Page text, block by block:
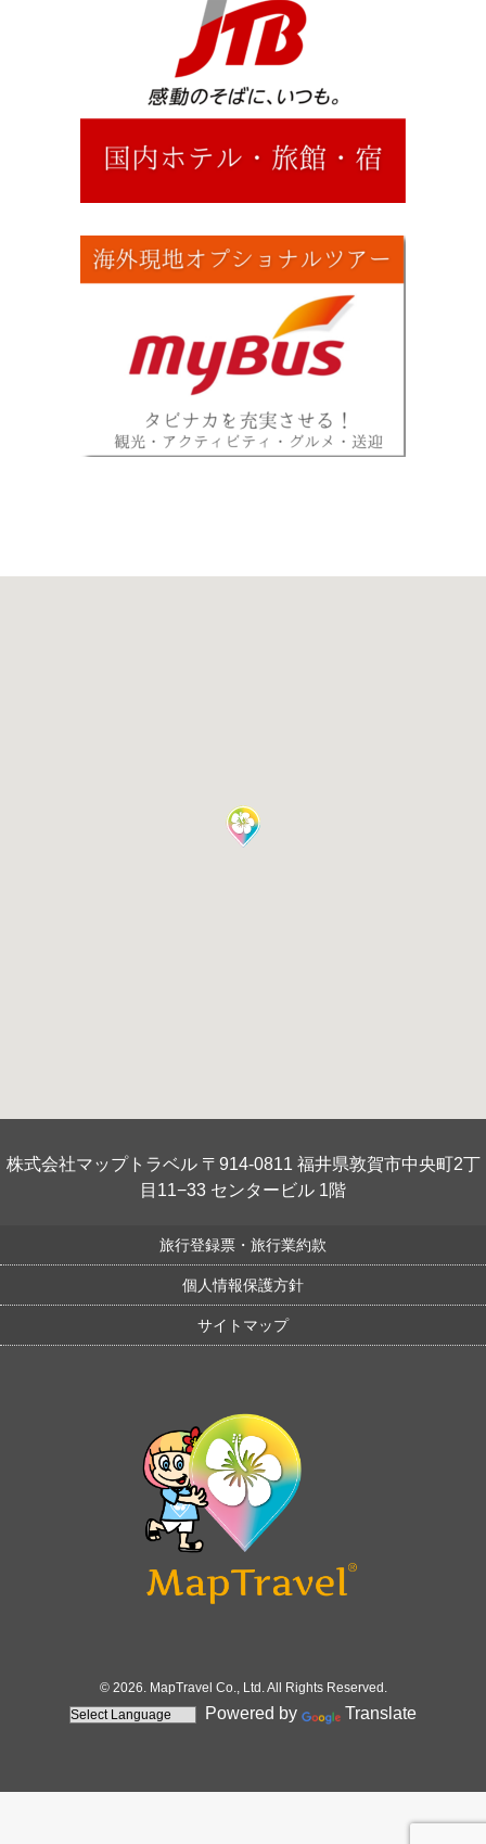
株式会社マップトラベル 〒914-0811 福井県敦賀市中央町2丁
目11−33 センタービル 1階
旅行登録票・旅行業約款
個人情報保護方針
サイトマップ
© 2026. MapTravel Co., Ltd. All Rights Reserved.
Powered by Translate